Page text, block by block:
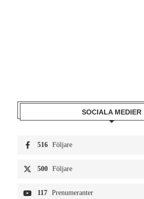
SOCIALA MEDIER
516 Följare
500 Följare
117 Prenumeranter